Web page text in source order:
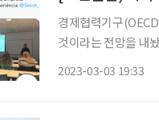
경제협력기구
것이라는 전망을 내
2023-03-03 19:33